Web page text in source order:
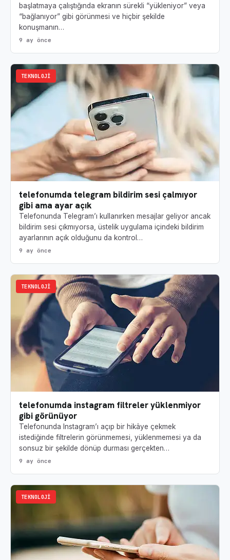
başlatmaya çalıştığında ekranın sürekli “yükleniyor” veya
“bağlanıyor” gibi görünmesi ve hiçbir şekilde
konuşmanın…
9 ay önce
TEKNOLOJI
telefonumda telegram bildirim sesi çalmıyor
gibi ama ayar açık
Telefonunda Telegram’ı kullanırken mesajlar geliyor ancak
bildirim sesi çıkmıyorsa, üstelik uygulama içindeki bildirim
ayarlarının açık olduğunu da kontrol…
9 ay önce
TEKNOLOJI
telefonumda instagram filtreler yüklenmiyor
gibi görünüyor
Telefonunda Instagram’ı açıp bir hikâye çekmek
istediğinde filtrelerin görünmemesi, yüklenmemesi ya da
sonsuz bir şekilde dönüp durması gerçekten…
9 ay önce
TEKNOLOJI